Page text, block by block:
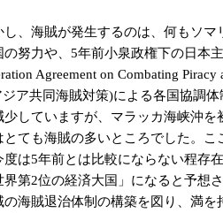
、海賊が発生するのは、何もソマ
の努力や、5年前小泉政権下の日本
Agreement on Combating
ジア共同海賊対策)による各国協調
少していますが、マラッカ海峡沖
とても海賊の多いところでした。こ
度は5年前とは比較にならない程存
界第2位の経済大国」になると予想
の海賊退治体制の構築を図り、満を